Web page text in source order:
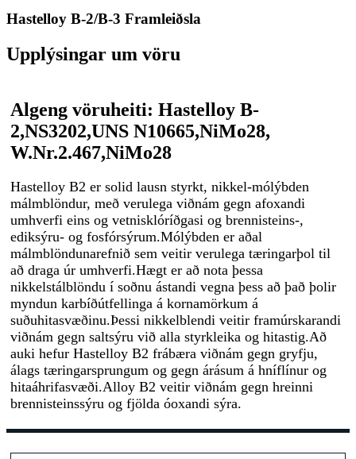
Hastelloy B-2/B-3 Framleiðsla
Upplýsingar um vöru
Algeng vöruheiti: Hastelloy B-
2,NS3202,UNS N10665,NiMo28,
W.Nr.2.467,NiMo28
Hastelloy B2 er solid lausn styrkt, nikkel-mólýbden
málmblöndur, með verulega viðnám gegn afoxandi
umhverfi eins og vetnisklóríðgasi og brennisteins-,
ediksýru- og fosfórsýrum.Mólýbden er aðal
málmblöndunarefnið sem veitir verulega tæringarþol til
að draga úr umhverfi.Hægt er að nota þessa
nikkelstálblöndu í soðnu ástandi vegna þess að það þolir
myndun karbíðútfellinga á kornamörkum á
suðuhitasvæðinu.Þessi nikkelblendi veitir framúrskarandi
viðnám gegn saltsýru við alla styrkleika og hitastig.Að
auki hefur Hastelloy B2 frábæra viðnám gegn gryfju,
álags tæringarsprungum og gegn árásum á hníflínur og
hitaáhrifasvæði.Alloy B2 veitir viðnám gegn hreinni
brennisteinssýru og fjölda óoxandi sýra.